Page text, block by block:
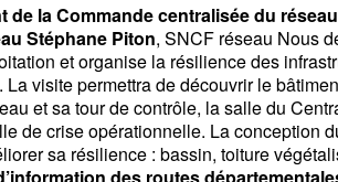
de la Commande centralisée du
Stéphane Piton, SNCF réseau Nous
et organise la résilience des
visite permettra de découvrir le
et sa tour de contrôle, la salle du
de crise opérationnelle. La conception
sa résilience : bassin, toiture
des routes